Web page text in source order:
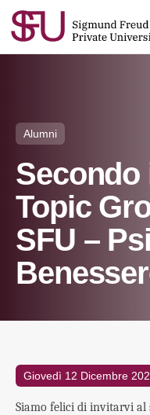
Alumni
Topic
SFU –
Giovedì 12 Dicembre
Siamo felici di invitarvi al